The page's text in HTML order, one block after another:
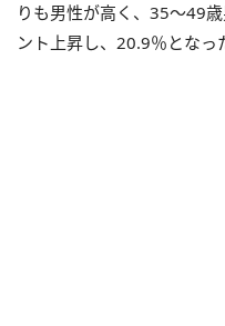
りも男性が高く、35～49
ント上昇し、20.9％となっ